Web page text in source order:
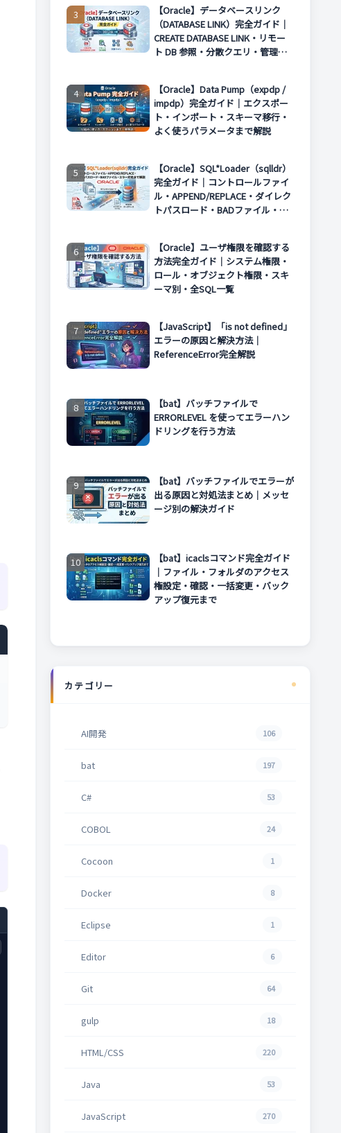
【Oracle】データベースリンク
（DATABASE LINK）完全ガイド｜
CREATE DATABASE LINK・リモー
ト DB 参照・分散クエリ・管理方
【Oracle】Data Pump（expdp /
impdp）完全ガイド｜エクスポー
ト・インポート・スキーマ移行・
よく使うパラメータまで解説
【Oracle】SQL*Loader（sqlldr）
完全ガイド｜コントロールファイ
ル・APPEND/REPLACE・ダイレク
トパスロード・BADファイル・エ
【Oracle】ユーザ権限を確認する
方法完全ガイド｜システム権限・
ロール・オブジェクト権限・スキ
ーマ別・全SQL一覧
【JavaScript】「is not defined」
エラーの原因と解決方法｜
ReferenceError完全解説
【bat】バッチファイルで
ERRORLEVEL を使ってエラーハン
ドリングを行う方法
【bat】バッチファイルでエラーが
出る原因と対処法まとめ｜メッセ
ージ別の解決ガイド
【bat】icaclsコマンド完全ガイド
｜ファイル・フォルダのアクセス
権設定・確認・一括変更・バック
アップ復元まで
カテゴリー
AI開発 106
bat 197
C# 53
COBOL 24
Cocoon 1
Docker 8
Eclipse 1
Editor 6
Git 64
gulp 18
HTML/CSS 220
Java 53
JavaScript 270